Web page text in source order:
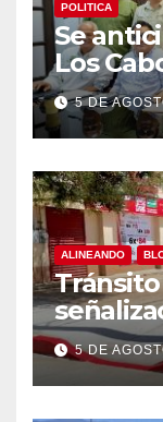
POLITICA
Se
Los
centro
5 DE
ALINEANDO
cruces
Cabos
5 DE